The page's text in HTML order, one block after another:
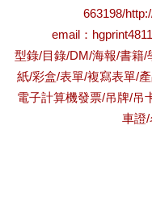
663198/
email：hgprint4811
型錄/目錄/DM/海報/書籍/
紙/彩盒/表單/複寫表單/
電子計算機發票/吊牌/吊
車證/